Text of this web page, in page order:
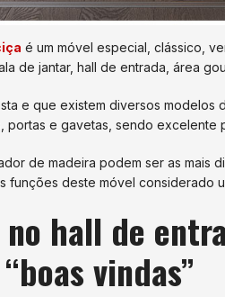
é um móvel especial, clássico,
de jantar, hall de entrada, área
e que existem diversos modelos
portas e gavetas, sendo excelente
de madeira podem ser as mais
funções deste móvel considerado
hall de
vindas”